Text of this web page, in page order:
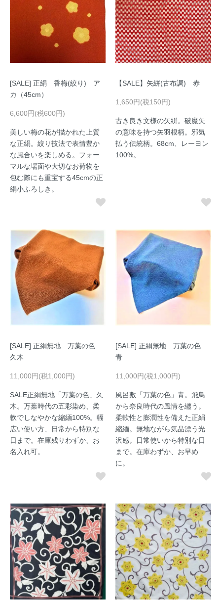
[SALE] 正絹 香梅(絞り) ア
カ（45cm）
6,600円(税600円)
美しい梅の花が描かれた上質
な正絹。絞り技法で表情豊か
な風合いを楽しめる。フォー
マルな場面や大切なお荷物を
包む際にも重宝する45cmの正
絹小ふろしき。
【SALE】矢絣(古布調) 赤
1,650円(税150円)
古き良き文様の矢絣。破魔矢
の意味を持つ矢羽根柄。邪気
払う伝統柄。68cm、レーヨン
100%。
[SALE] 正絹無地 万葉の色
久木
11,000円(税1,000円)
SALE正絹無地「万葉の色」久
木。万葉時代の五彩染め、柔
軟でしなやかな縮緬100%。幅
広い使い方、日常から特別な
日まで。在庫残りわずか、お
名入れ可。
[SALE] 正絹無地 万葉の色
青
11,000円(税1,000円)
風呂敷「万葉の色」青。飛鳥
から奈良時代の風情を纏う。
柔軟性と膨潤性を備えた正絹
縮緬。無地ながら気品漂う光
沢感。日常使いから特別な日
まで。在庫わずか、お早め
に。